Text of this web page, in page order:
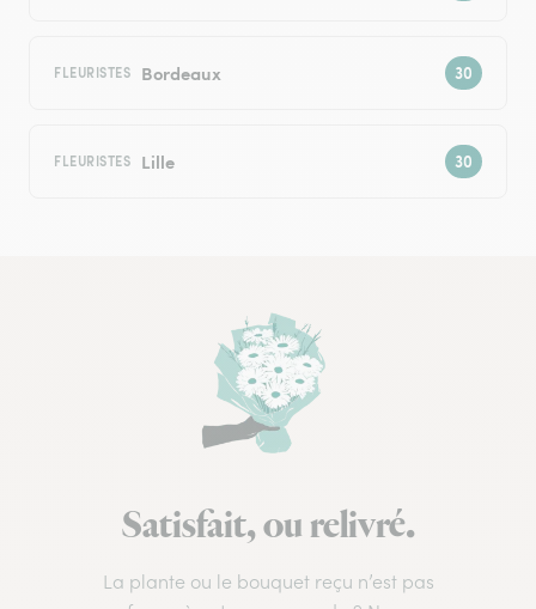
FLEURISTES Bordeaux
FLEURISTES Lille
Satisfait, ou relivré.
La plante ou le bouquet reçu n’est pas